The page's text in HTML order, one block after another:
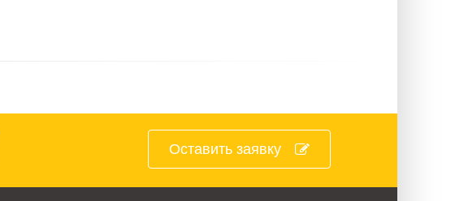
Оставить заявку